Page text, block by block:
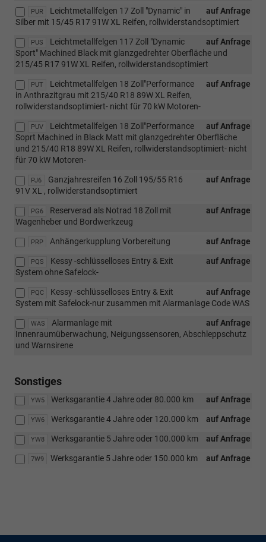
PUR auf Anfrage
Leichtmetallfelgen 17 Zoll "Dynamic" in
Silber mit 15/45 R17 91W XL Reifen, rollwiderstandsoptimiert
PUS auf Anfrage
Leichtmetallfelgen 117 Zoll "Dynamic
Sport" Machined Black mit glanzgedrehter Oberfläche und
215/45 R17 91W XL Reifen, rollwiderstandsoptimiert
PUT auf Anfrage
Leichtmetallfelgen 18 Zoll"Performance
in Anthrazitgrau mit 215/40 R18 89W XL Reifen,
rollwiderstandsoptimiert- nicht für 70 kW Motoren-
PUV auf Anfrage
Leichtmetallfelgen 18 Zoll"Performance
Soprt Machined in Black Matt mit glanzgedrehter Oberfläche
und 215/40 R18 89W XL Reifen, rollwiderstandsoptimiert- nicht
für 70 kW Motoren-
PJ6 auf Anfrage
Ganzjahresreifen 16 Zoll 195/55 R16
91V XL , rollwiderstandsoptimiert
PG6 auf Anfrage
Reserverad als Notrad 18 Zoll mit
Wagenheber und Bordwerkzeug
PRP auf Anfrage
Anhängerkupplung Vorbereitung
PQS auf Anfrage
Kessy -schlüsselloses Entry & Exit
System ohne Safelock-
PQC auf Anfrage
Kessy -schlüsselloses Entry & Exit
System mit Safelock-nur zusammen mit Alarmanlage Code WAS
WAS auf Anfrage
Alarmanlage mit
Innenraumüberwachung, Neigungssensoren, Abschleppschutz
und Warnsirene
Sonstiges
YW5 auf Anfrage
Werksgarantie 4 Jahre oder 80.000 km
YW6 auf Anfrage
Werksgarantie 4 Jahre oder 120.000 km
YW8 auf Anfrage
Werksgarantie 5 Jahre oder 100.000 km
7W9 auf Anfrage
Werksgarantie 5 Jahre oder 150.000 km